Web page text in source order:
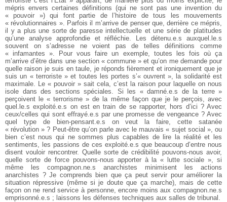
mépris envers certaines définitions (qui ne sont pas une invention du
« pouvoir ») qui font partie de l’histoire de tous les mouvements
« révolutionnaires ». Parfois il m’arrive de penser que, derrière ce mépris,
il y a plus une sorte de paresse intellectuelle et une série de platitudes
qu’une analyse approfondie et réfléchie. Les détenu.e.s auxquel.le.s
souvent on s’adresse ne voient pas de telles définitions comme
« infamantes ». Pour vous faire un exemple, toutes les fois où ça
m’arrive d’être dans une section « commune » et qu’on me demande pour
quelle raison je suis en taule, je réponds fièrement et ironiquement que je
suis un « terroriste » et toutes les portes s’« ouvrent », la solidarité est
maximale. Le « pouvoir » sait cela, c’est la raison pour laquelle on nous
isole dans des sections spéciales. Si les « damné.e.s de la terre »
perçoivent le « terrorisme » de la même façon que je le perçois, avec
quel.le.s exploité.e.s on est en train de se rapporter, hors d’ici ? Avec
ceux/celles qui sont effrayé.e.s par une promesse de vengeance ? Avec
quel type de bien-pensant.e.s on veut la faire, cette satanée
« révolution » ? Peut-être qu’on parle avec le mauvais « sujet social », ou
bien c’est nous qui ne sommes plus capables de lire la réalité et les
sentiments, les passions de ces exploité.e.s que beaucoup d’entre nous
disent vouloir rencontrer. Quelle sorte de crédibilité pouvons-nous avoir,
quelle sorte de force pouvons-nous apporter à la « lutte sociale », si
même les compagnon.ne.s anarchistes minimisent les actions
anarchistes ? Je comprends bien que ça peut servir pour améliorer la
situation répressive (même si je doute que ça marche), mais de cette
façon on ne rend service à personne, encore moins aux compagnon.ne.s
emprisonné.e.s ; laissons les défenses techniques aux salles de tribunal.